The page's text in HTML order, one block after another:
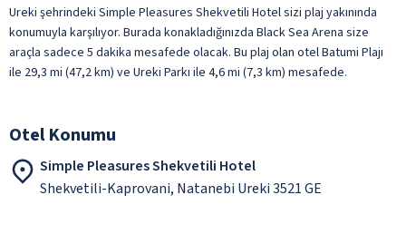
Ureki şehrindeki Simple Pleasures Shekvetili Hotel sizi plaj yakınında
konumuyla karşılıyor. Burada konakladığınızda Black Sea Arena size
araçla sadece 5 dakika mesafede olacak. Bu plaj olan otel Batumi Plajı
ile 29,3 mi (47,2 km) ve Ureki Parkı ile 4,6 mi (7,3 km) mesafede.
Otel Konumu
Simple Pleasures Shekvetili Hotel
Shekvetili-Kaprovani, Natanebi Ureki 3521 GE